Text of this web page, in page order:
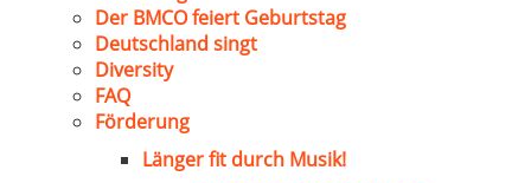
Der BMCO feiert Geburtstag
Deutschland singt
Diversity
FAQ
Förderung
Länger fit durch Musik!